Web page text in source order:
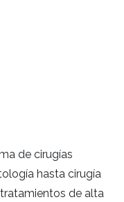
de cirugías
hasta cirugía
de alta